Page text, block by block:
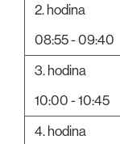
2. hodina
08:55 - 09:40
3. hodina
10:00 - 10:45
4. hodina